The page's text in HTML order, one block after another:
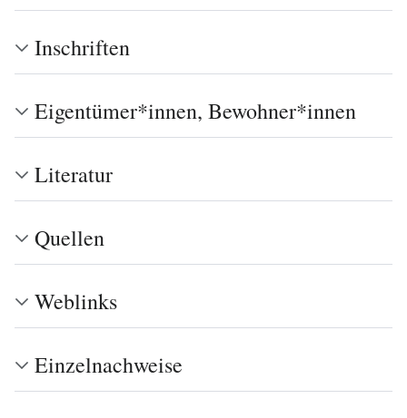
Inschriften
Eigentümer*innen, Bewohner*innen
Literatur
Quellen
Weblinks
Einzelnachweise